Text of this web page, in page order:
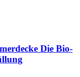
Die Bio-